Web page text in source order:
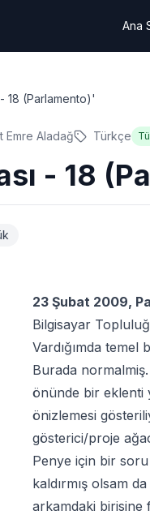
Ana
18 (Parlamento)'
Emre Aladağ Türkçe
- 18
23 Şubat 2009,
Bilgisayar
Vardığımda temel
Burada
önünde bir eklenti
önizlemesi
gösterici/proje
Penye için bir soru
kaldırmış olsam
arkamdaki birisine